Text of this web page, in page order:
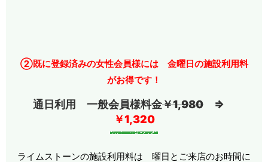
②既に登録済みの女性会員様には 金曜日の施設利用料
がお得です！
通日利用 一般会員様料金￥1,980 ⇒
￥1,320
ライムストーンの施設利用料は 曜日とご来店のお時間に